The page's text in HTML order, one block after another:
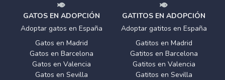
GATOS EN ADOPCIÓN
Adoptar gatos en España
Gatos en Madrid
Gatos en Barcelona
Gatos en Valencia
Gatos en Sevilla
GATITOS EN ADOPCIÓN
Adoptar gatitos en España
Gatitos en Madrid
Gatitos en Barcelona
Gatitos en Valencia
Gatitos en Sevilla